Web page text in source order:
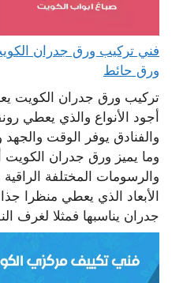
ورق حائط
تركيب ورق جدران الكويت
أجود الأنواع والذي يعطي
والفنادق يوفر الوقت والجهد
وما يميز ورق جدران الكويت
والرسومات المختلفة
الأبعاد الذي يعطي منظرا
جدران يناسبها فمثلا لغرف